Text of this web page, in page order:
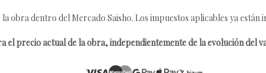
obra dentro del Mercado Saisho. Los impuestos aplicables ya están
el precio actual de la obra, independientemente de la evolución del